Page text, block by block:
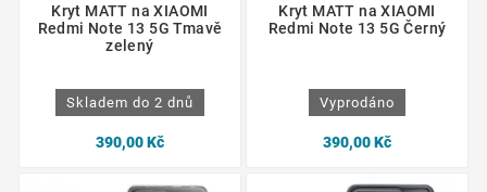
Kryt MATT na XIAOMI
Redmi Note 13 5G Tmavě
zelený
Skladem do 2 dnů
390,00 Kč
Kryt MATT na XIAOMI
Redmi Note 13 5G Černý
Vyprodáno
390,00 Kč